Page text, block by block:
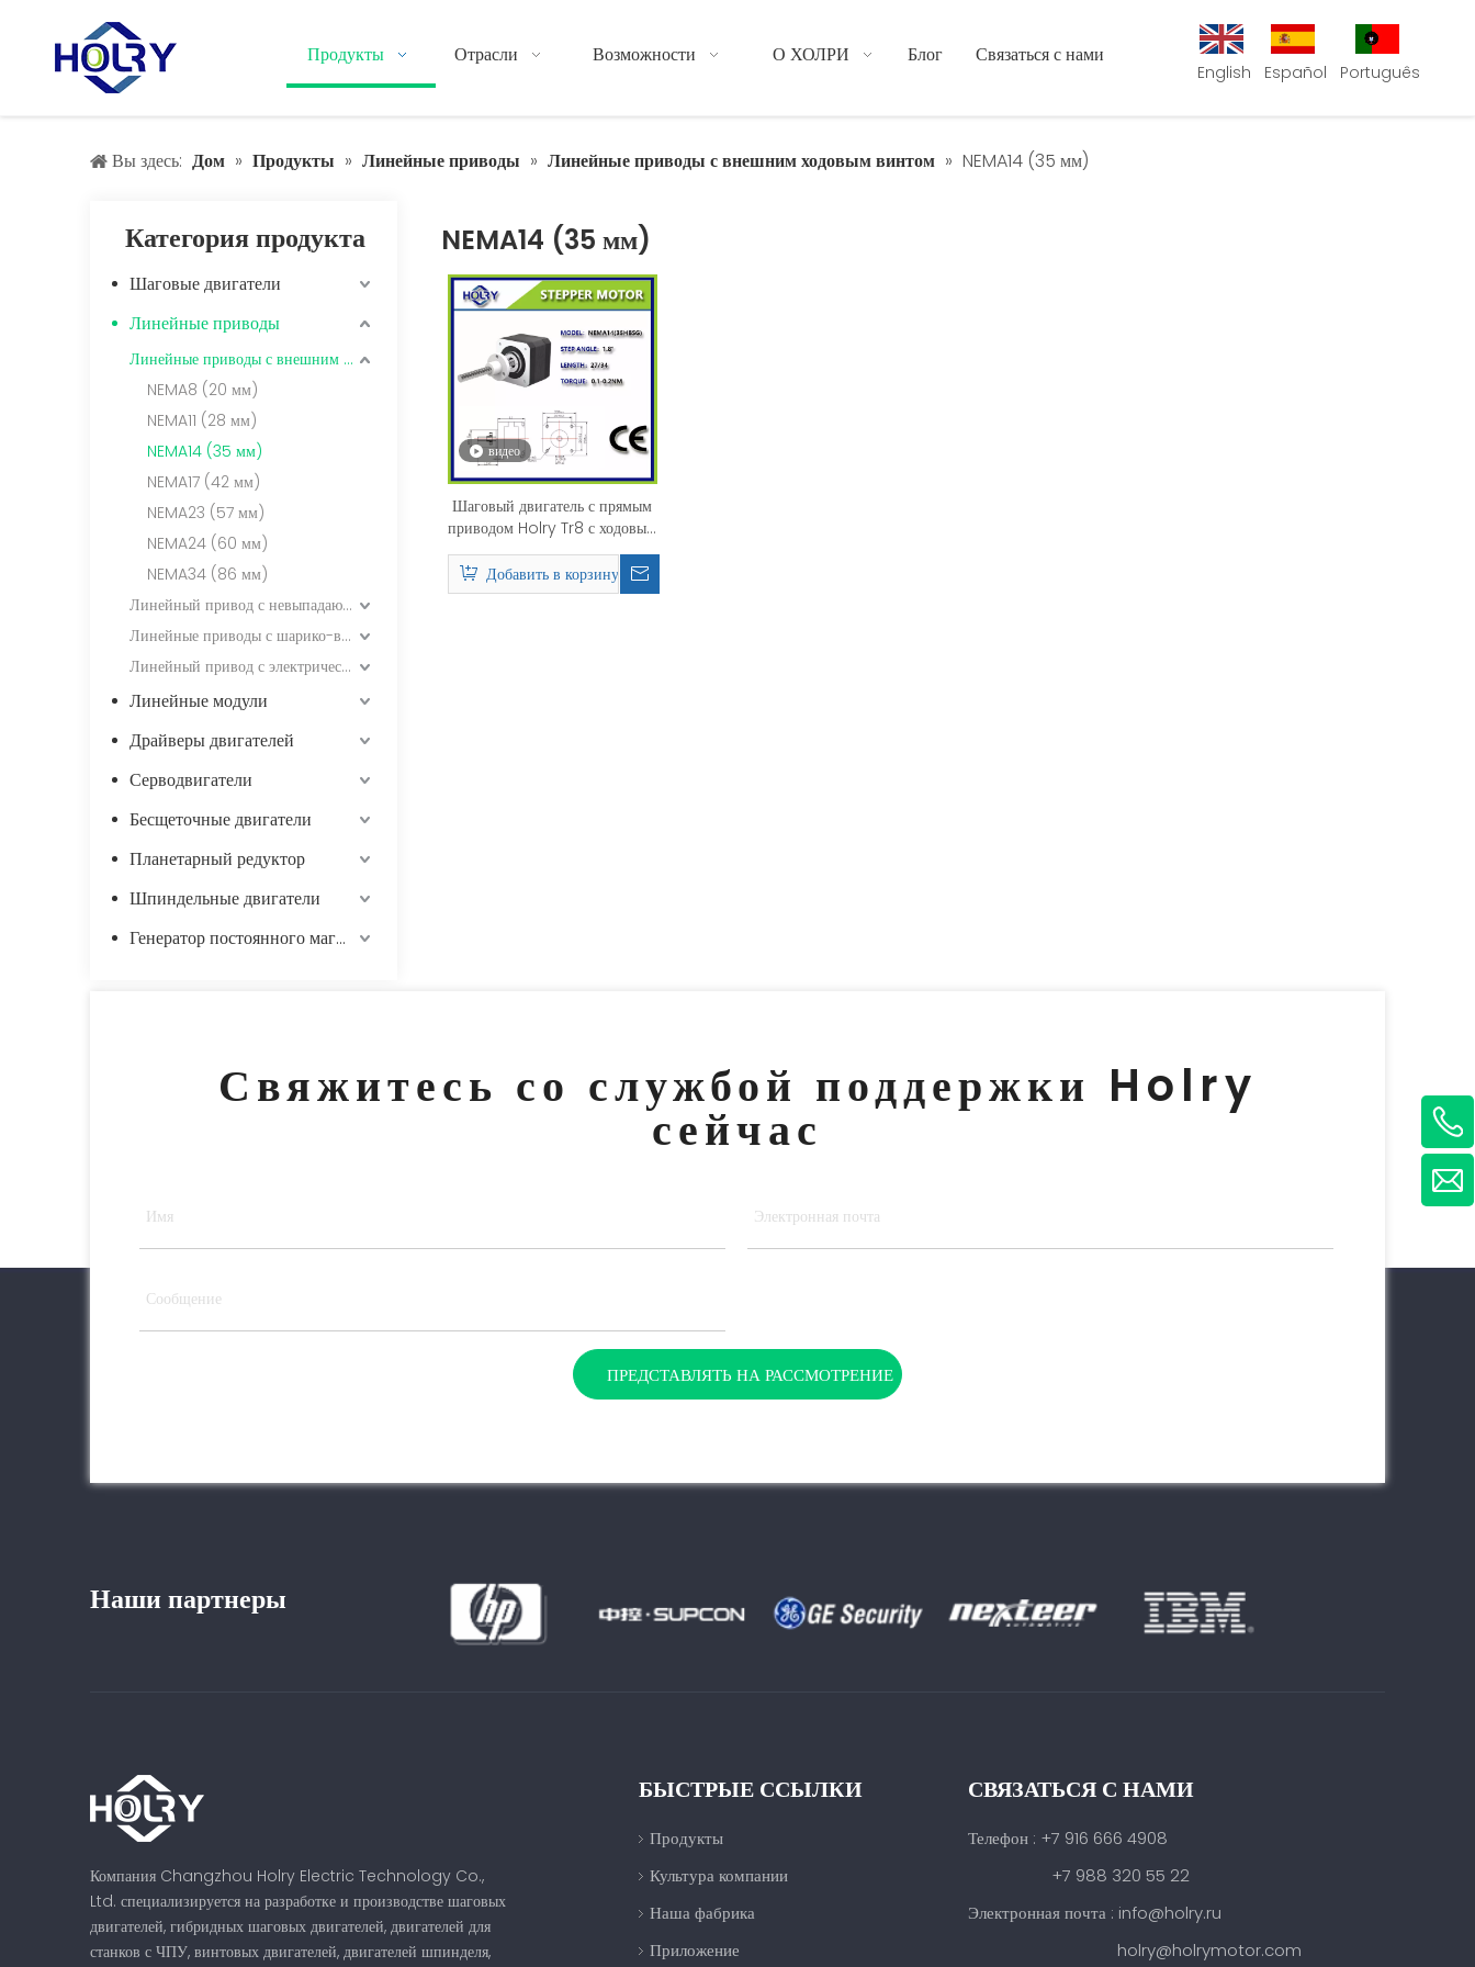
Продукты Отрасли Возможности О ХОЛРИ Блог Связаться с нами
English Español Português
Вы здесь: Дом » Продукты » Линейные приводы » Линейные приводы с внешним ходовым винтом » NEMA14 (35 мм)
Категория продукта
Шаговые двигатели
Линейные приводы
Линейные приводы с внешним ходовым винтом
NEMA8 (20 мм)
NEMA11 (28 мм)
NEMA14 (35 мм)
NEMA17 (42 мм)
NEMA23 (57 мм)
NEMA24 (60 мм)
NEMA34 (86 мм)
Линейный привод с невыпадающим ходовым винтом
Линейные приводы с шарико-винтовой передачей
Линейный привод с электрическим цилиндром / невыпадающим ходовым винтом
Линейные модули
Драйверы двигателей
Серводвигатели
Бесщеточные двигатели
Планетарный редуктор
Шпиндельные двигатели
Генератор постоянного магнита
NEMA14 (35 мм)
видео
Шаговый двигатель с прямым
приводом Holry Tr8 с ходовым
винтом Nema 14: внешний
35 мм x 35 мм, биполярный,
200 шагов/об, 1,8 градуса, 2
Добавить в корзину
Свяжитесь со службой поддержки Holry
сейчас
ПРЕДСТАВЛЯТЬ НА РАССМОТРЕНИЕ
Наши партнеры
Компания Changzhou Holry Electric Technology Co.,
Ltd. специализируется на разработке и производстве шаговых
двигателей, гибридных шаговых двигателей, двигателей для
станков с ЧПУ, винтовых двигателей, двигателей шпинделя,
БЫСТРЫЕ ССЫЛКИ
Продукты
Культура компании
Наша фабрика
Приложение
СВЯЗАТЬСЯ С НАМИ
Телефон : +7 916 666 4908
+7 988 320 55 22
Электронная почта : info@holry.ru
holry@holrymotor.com